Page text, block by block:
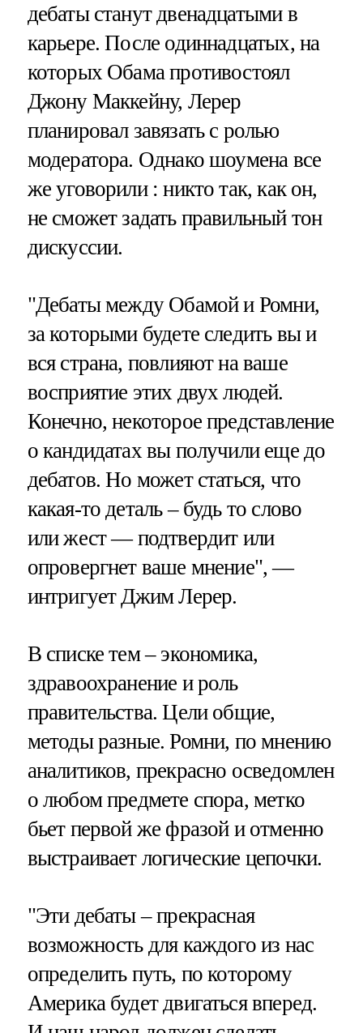
дебаты станут двенадцатыми в
карьере. После одиннадцатых, на
которых Обама противостоял
Джону Маккейну, Лерер
планировал завязать с ролью
модератора. Однако шоумена все
же уговорили : никто так, как он,
не сможет задать правильный тон
дискуссии.
"Дебаты между Обамой и Ромни,
за которыми будете следить вы и
вся страна, повлияют на ваше
восприятие этих двух людей.
Конечно, некоторое представление
о кандидатах вы получили еще до
дебатов. Но может статься, что
какая-то деталь – будь то слово
или жест — подтвердит или
опровергнет ваше мнение", —
интригует Джим Лерер.
В списке тем – экономика,
здравоохранение и роль
правительства. Цели общие,
методы разные. Ромни, по мнению
аналитиков, прекрасно осведомлен
о любом предмете спора, метко
бьет первой же фразой и отменно
выстраивает логические цепочки.
"Эти дебаты – прекрасная
возможность для каждого из нас
определить путь, по которому
Америка будет двигаться вперед.